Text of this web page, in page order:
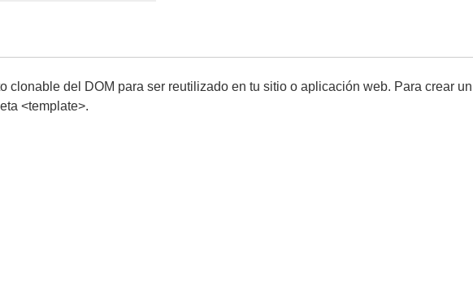
clonable del DOM para ser reutilizado en tu sitio o aplicación web. Para crear
<template>.